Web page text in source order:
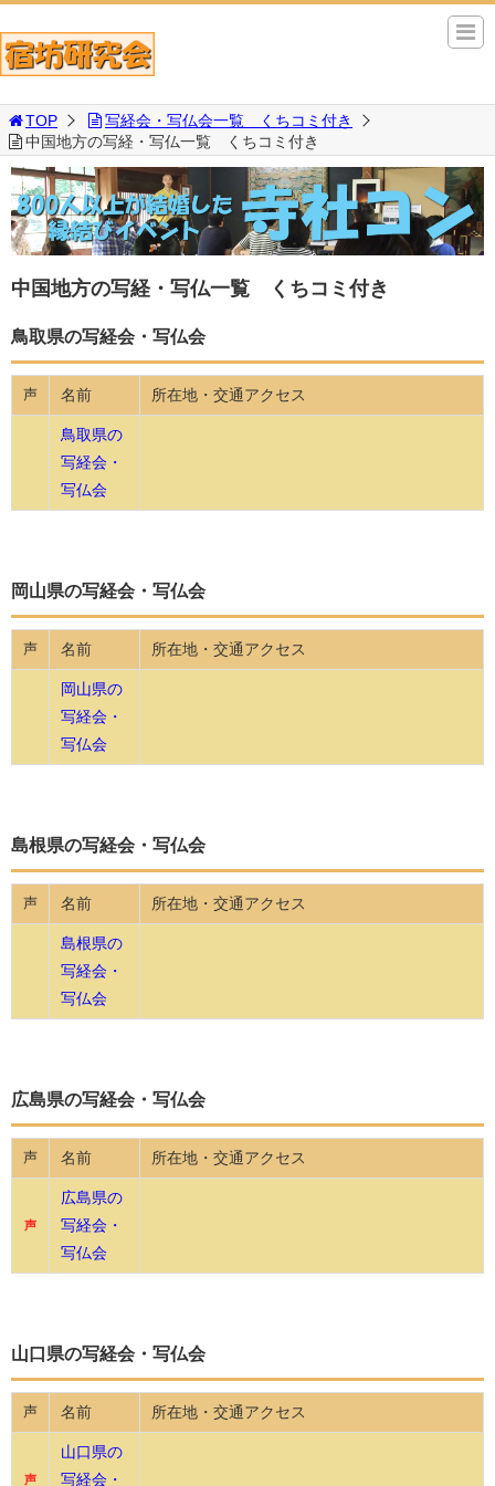
TOP
写経会・写仏会一覧 くちコミ付き
中国地方の写経・写仏一覧 くちコミ付き
中国地方の写経・写仏一覧 くちコミ付き
鳥取県の写経会・写仏会
声 名前 所在地・交通アクセス
鳥取県の
写経会・
写仏会
岡山県の写経会・写仏会
声 名前 所在地・交通アクセス
岡山県の
写経会・
写仏会
島根県の写経会・写仏会
声 名前 所在地・交通アクセス
島根県の
写経会・
写仏会
広島県の写経会・写仏会
声 名前 所在地・交通アクセス
声
広島県の
写経会・
写仏会
山口県の写経会・写仏会
声 名前 所在地・交通アクセス
声
山口県の
写経会・